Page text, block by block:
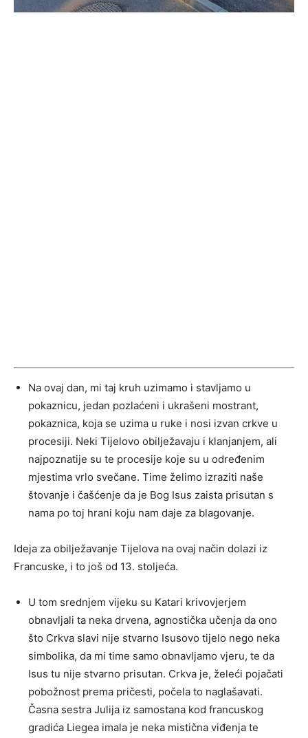
Na ovaj dan, mi taj kruh uzimamo i stavljamo u
pokaznicu, jedan pozlaćeni i ukrašeni mostrant,
pokaznica, koja se uzima u ruke i nosi izvan crkve u
procesiji. Neki Tijelovo obilježavaju i klanjanjem, ali
najpoznatije su te procesije koje su u određenim
mjestima vrlo svečane. Time želimo izraziti naše
štovanje i čašćenje da je Bog Isus zaista prisutan s
nama po toj hrani koju nam daje za blagovanje.
Ideja za obilježavanje Tijelova na ovaj način dolazi iz
Francuske, i to još od 13. stoljeća.
U tom srednjem vijeku su Katari krivovjerjem
obnavljali ta neka drvena, agnostička učenja da ono
što Crkva slavi nije stvarno Isusovo tijelo nego neka
simbolika, da mi time samo obnavljamo vjeru, te da
Isus tu nije stvarno prisutan. Crkva je, želeći pojačati
pobožnost prema pričesti, počela to naglašavati.
Časna sestra Julija iz samostana kod francuskog
gradića Liegea imala je neka mistična viđenja te